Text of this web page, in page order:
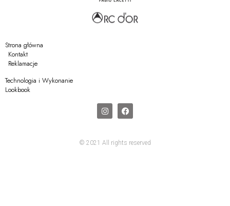
Strona główna
Kontakt
Reklamacje
Technologia i Wykonanie
Lookbook
© 2021 All rights reserved